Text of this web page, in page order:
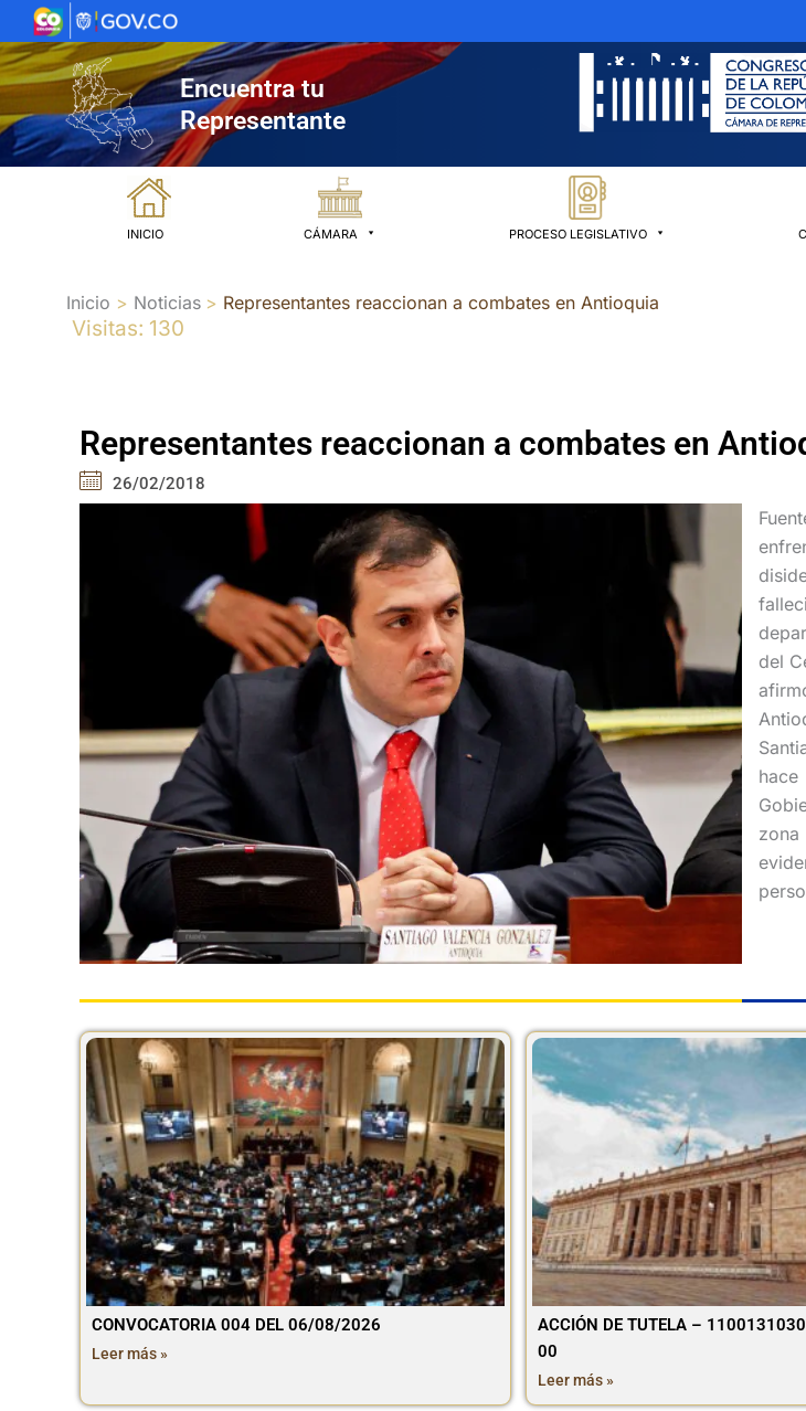
al
contenido
Encuentra tu
Representante
INICIO CÁMARA PROCESO LEGISLATIVO
Inicio Noticias Representantes reaccionan a combates en Antioquia
Visitas: 130
Representantes reaccionan a combates en
26/02/2018
del
CONVOCATORIA 004 DEL 06/08/2026
Leer más »
ACCIÓN DE TUTELA –
00
Leer más »